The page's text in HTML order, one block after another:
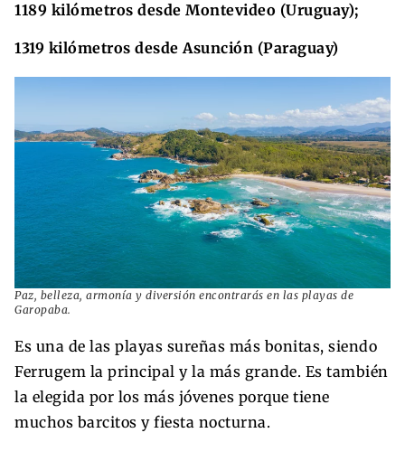
1189 kilómetros desde Montevideo (Uruguay);
1319 kilómetros desde Asunción (Paraguay)
Paz, belleza, armonía y diversión encontrarás en las playas de
Garopaba.
Es una de las playas sureñas más bonitas, siendo
Ferrugem la principal y la más grande. Es también
la elegida por los más jóvenes porque tiene
muchos barcitos y fiesta nocturna.